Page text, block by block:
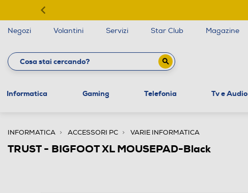
Negozi Volantini Servizi Star Club Magazine
Informatica Gaming Telefonia Tv e Audio
INFORMATICA ACCESSORI PC VARIE INFORMATICA
TRUST - BIGFOOT XL MOUSEPAD-Black